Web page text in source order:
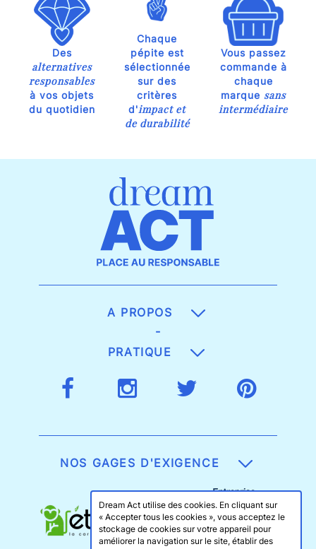
Des
alternatives
responsables
à vos objets
du quotidien
Chaque
pépite est
sélectionnée
sur des
critères
d'impact et
de durabilité
Vous passez
commande à
chaque
marque sans
intermédiaire
A PROPOS
-
PRATIQUE
NOS GAGES D'EXIGENCE
Dream Act utilise des cookies. En cliquant sur
« Accepter tous les cookies », vous acceptez le
stockage de cookies sur votre appareil pour
améliorer la navigation sur le site, établir des